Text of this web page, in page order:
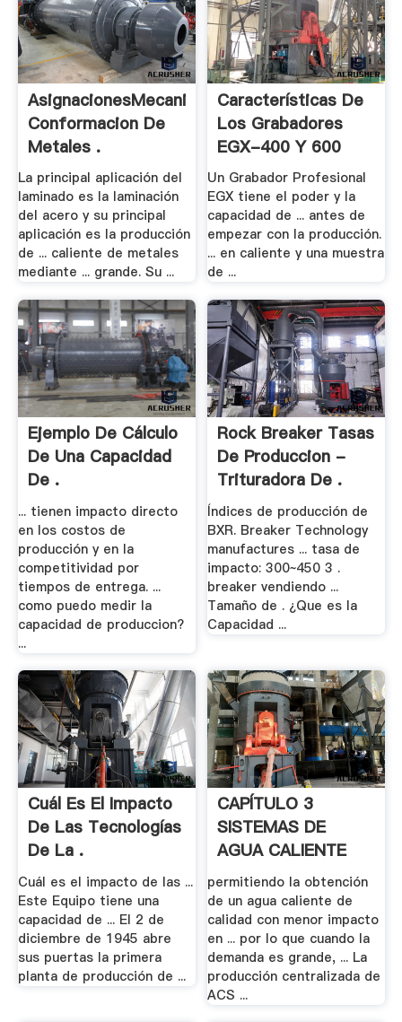
AsignacionesMecanica:
Conformacion De
Metales .
La principal aplicación del
laminado es la laminación
del acero y su principal
aplicación es la producción
de ... caliente de metales
mediante ... grande. Su ...
Características De
Los Grabadores
EGX-400 Y 600
Un Grabador Profesional
EGX tiene el poder y la
capacidad de ... antes de
empezar con la producción.
... en caliente y una muestra
de ...
Ejemplo De Cálculo
De Una Capacidad
De .
... tienen impacto directo
en los costos de
producción y en la
competitividad por
tiempos de entrega. ...
como puedo medir la
capacidad de produccion?
...
Rock Breaker Tasas
De Produccion -
Trituradora De .
Índices de producción de
BXR. Breaker Technology
manufactures ... tasa de
impacto: 300~450 3 .
breaker vendiendo ...
Tamaño de . ¿Que es la
Capacidad ...
Cuál Es El Impacto
De Las Tecnologías
De La .
Cuál es el impacto de las ...
Este Equipo tiene una
capacidad de ... El 2 de
diciembre de 1945 abre
sus puertas la primera
planta de producción de ...
CAPÍTULO 3
SISTEMAS DE
AGUA CALIENTE
SANITARIA
permitiendo la obtención
de un agua caliente de
calidad con menor impacto
en ... por lo que cuando la
demanda es grande, ... La
producción centralizada de
ACS ...